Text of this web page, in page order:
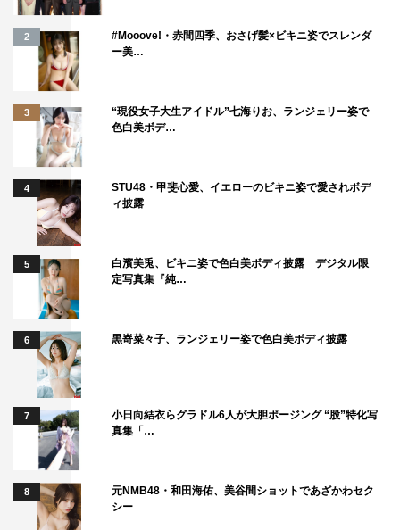
2
#Mooove!・赤間四季、おさげ髪×ビキニ姿でスレンダ
ー美…
3
“現役女子大生アイドル”七海りお、ランジェリー姿で
色白美ボデ…
4
STU48・甲斐心愛、イエローのビキニ姿で愛されボデ
ィ披露
5
白濱美兎、ビキニ姿で色白美ボディ披露 デジタル限
定写真集『純…
6 黒嵜菜々子、ランジェリー姿で色白美ボディ披露
7
小日向結衣らグラドル6人が大胆ポージング “股”特化写
真集「…
8
元NMB48・和田海佑、美谷間ショットであざかわセク
シー